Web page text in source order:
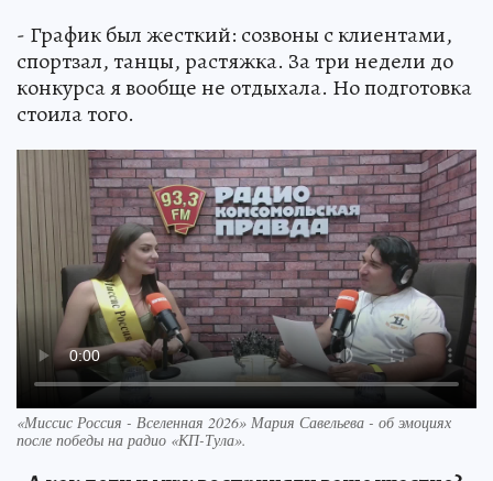
- График был жесткий: созвоны с клиентами,
спортзал, танцы, растяжка. За три недели до
конкурса я вообще не отдыхала. Но подготовка
стоила того.
«Миссис Россия - Вселенная 2026» Мария Савельева - об эмоциях
после победы на радио «КП-Тула».